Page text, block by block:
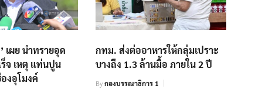
เผย นำทรายอุด
ร็จ เหตุ แท่นปูน
งอุโมงค์
กทม. ส่งต่ออาหารให้กลุ่มเปราะ
บางถึง 1.3 ล้านมื้อ ภายใน 2 ปี
Byกองบรรณาธิการ 1